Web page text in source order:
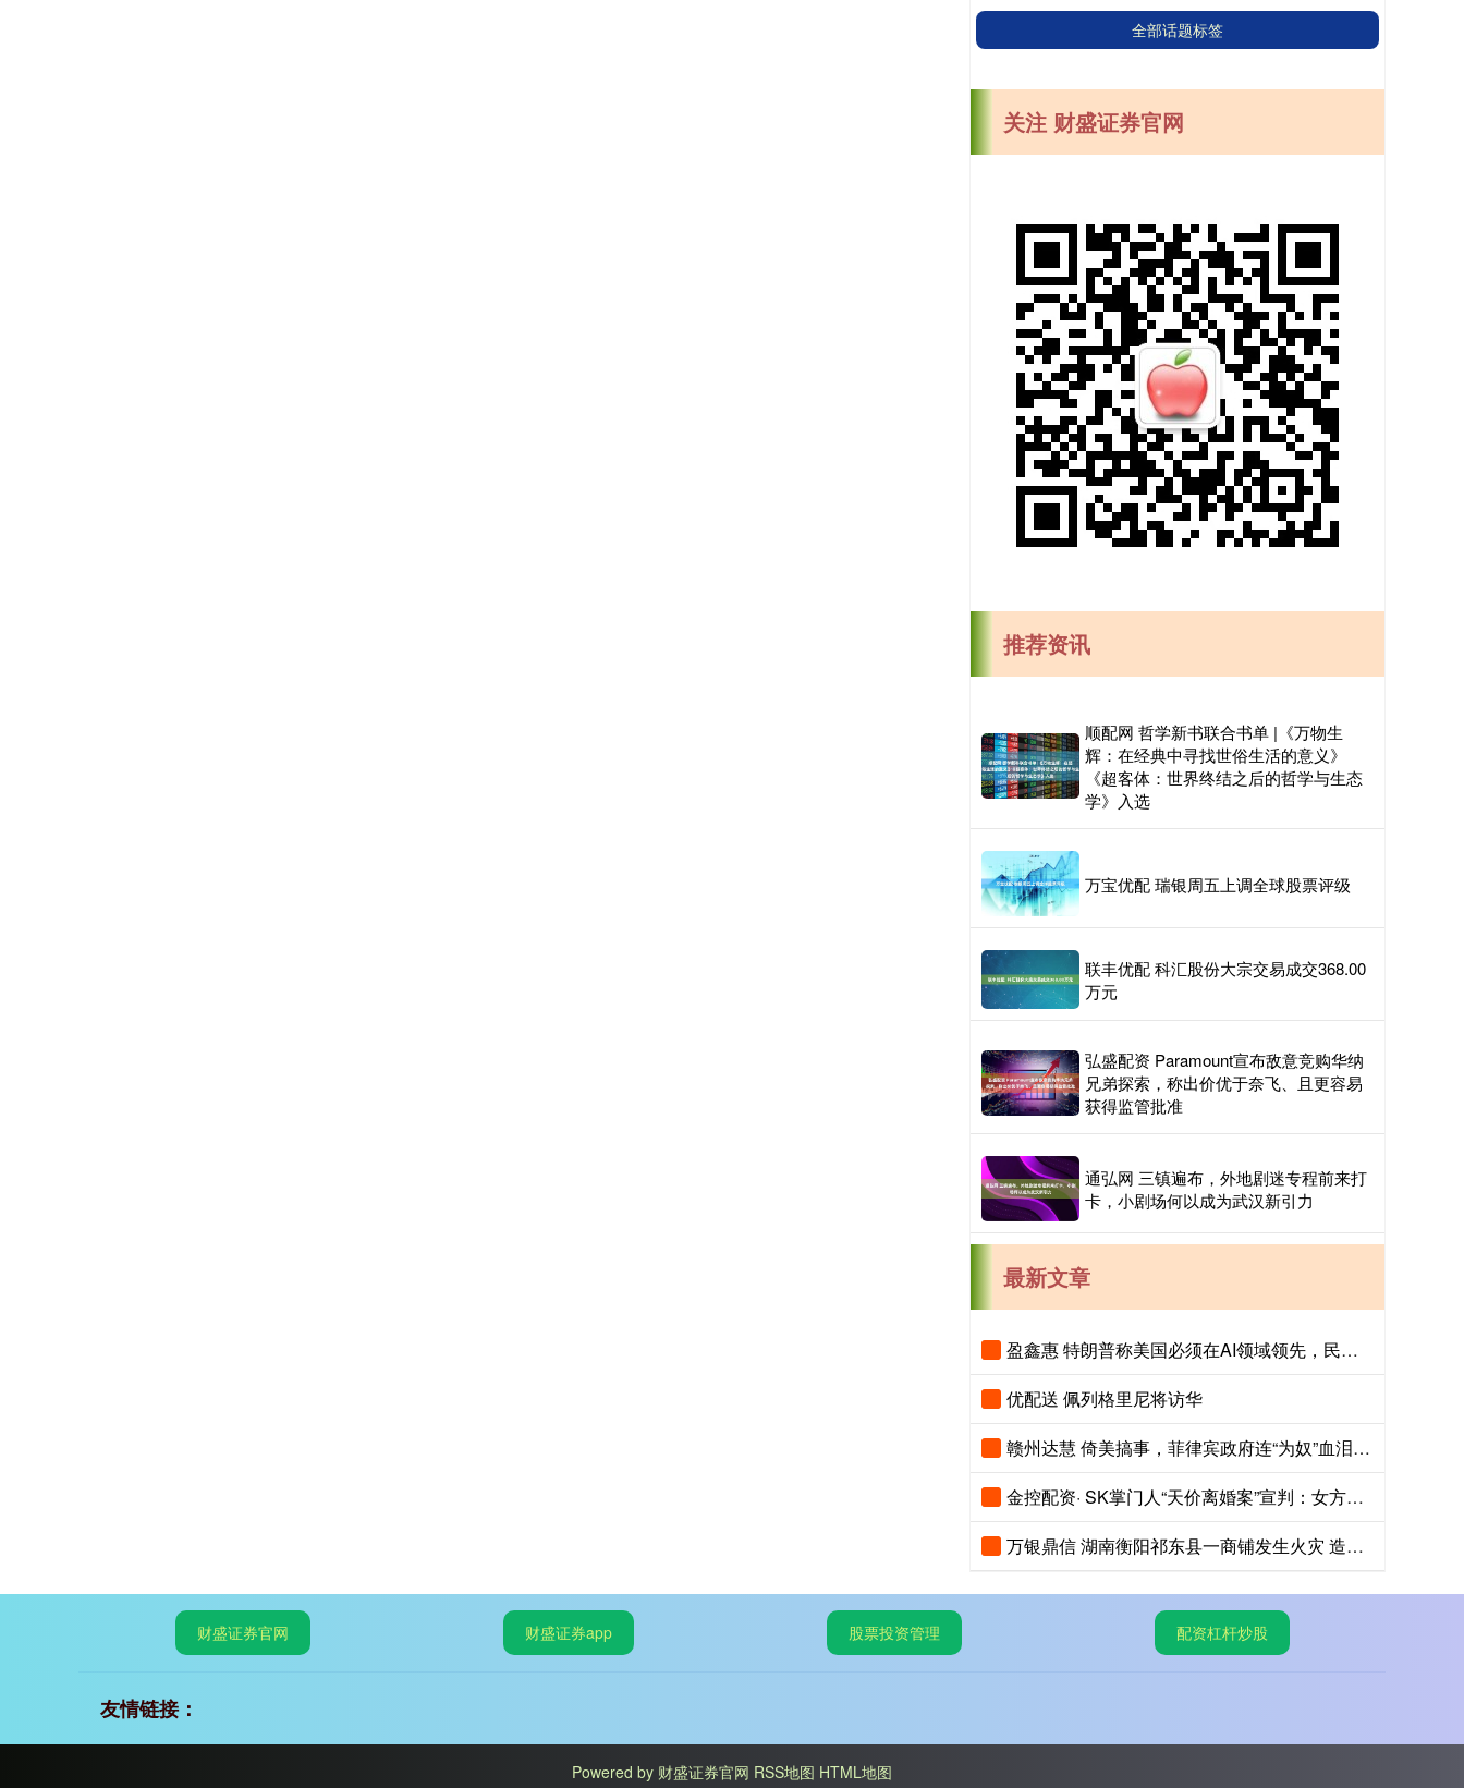
全部话题标签
关注 财盛证券官网
推荐资讯
顺配网 哲学新书联合书单 |《万物生
辉：在经典中寻找世俗生活的意义》
《超客体：世界终结之后的哲学与生态
学》入选
万宝优配 瑞银周五上调全球股票评级
联丰优配 科汇股份大宗交易成交368.00
万元
弘盛配资 Paramount宣布敌意竞购华纳
兄弟探索，称出价优于奈飞、且更容易
获得监管批准
通弘网 三镇遍布，外地剧迷专程前来打
卡，小剧场何以成为武汉新引力
最新文章
盈鑫惠 特朗普称美国必须在AI领域领先，民调显示美国人认为中国AI更先进
优配送 佩列格里尼将访华
赣州达慧 倚美搞事，菲律宾政府连“为奴”血泪史都忘了
金控配资· SK掌门人“天价离婚案”宣判：女方将获得9440亿韩元财产！
万银鼎信 湖南衡阳祁东县一商铺发生火灾 造成5人死亡
财盛证券官网 财盛证券app 股票投资管理 配资杠杆炒股
友情链接：
Powered by 财盛证券官网 RSS地图 HTML地图